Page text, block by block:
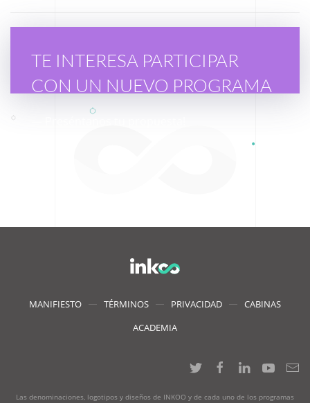
TE INTERESA PARTICIPAR
CON UN NUEVO PROGRAMA
MANIFIESTO TÉRMINOS PRIVACIDAD
CABINAS
ACADEMIA
Las denominaciones, logotipos y diseños de INKOO y de cada uno de los programas